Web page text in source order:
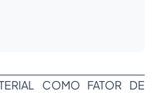
COMO FATOR DE